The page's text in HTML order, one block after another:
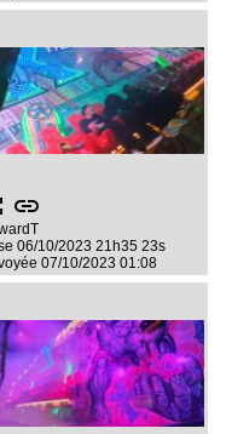
link
06/10/2023 21h35 23s
07/10/2023 01:08